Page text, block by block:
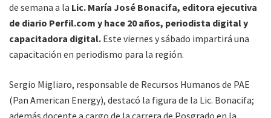
de semana a la Lic. María José Bonacifa, editora ejecutiva
de diario Perfil.com y hace 20 años, periodista digital y
capacitadora digital. Este viernes y sábado impartirá una
capacitación en periodismo para la región.
Sergio Migliaro, responsable de Recursos Humanos de PAE
(Pan American Energy), destacó la figura de la Lic. Bonacifa;
además docente a cargo de la carrera de Posgrado en la